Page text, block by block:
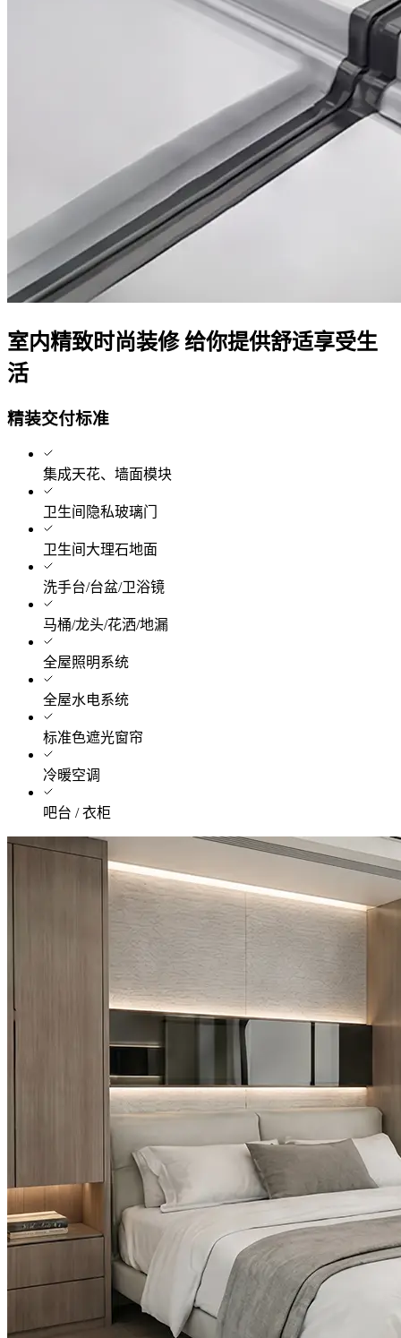
室内精致时尚装修 给你提供舒适享受生
活
精装交付标准
集成天花、墙面模块
卫生间隐私玻璃门
卫生间大理石地面
洗手台/台盆/卫浴镜
马桶/龙头/花洒/地漏
全屋照明系统
全屋水电系统
标准色遮光窗帘
冷暖空调
吧台 / 衣柜